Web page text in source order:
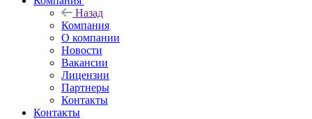
Назад
Компания
О компании
Новости
Вакансии
Лицензии
Партнеры
Контакты
Контакты